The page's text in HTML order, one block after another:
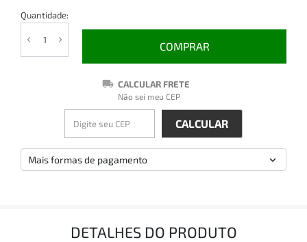
Quantidade:
COMPRAR
CALCULAR FRETE
Não sei meu CEP
Mais formas de pagamento
DETALHES DO PRODUTO